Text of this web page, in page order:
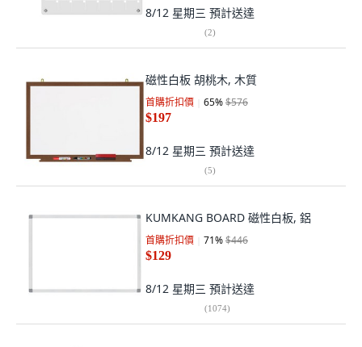
8/12 星期三 預計送達
(2)
磁性白板 胡桃木, 木質
首購折扣價 65%$576
$197
8/12 星期三 預計送達
(5)
KUMKANG BOARD 磁性白板, 鋁
首購折扣價 71%$446
$129
8/12 星期三 預計送達
(1074)